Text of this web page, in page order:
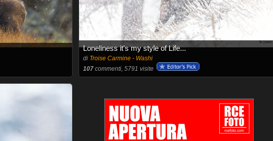
Loneliness it's my style of Life...
di Troise Carmine - Washi
107 commenti, 5791 visite